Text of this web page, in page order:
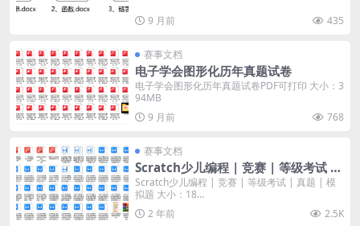
9 月前 435
赛事文档
电子学会图形化历年真题试卷
电子学会图形化历年真题试卷PDF可打印 大小：3
94MB
9 月前
768
赛事文档
Scratch少儿编程 | 竞赛 | 等级考试 |
真题 | 模拟题
Scratch少儿编程 | 竞赛 | 等级考试 | 真题 | 模
拟题 大小：18...
2 年前
2.5K